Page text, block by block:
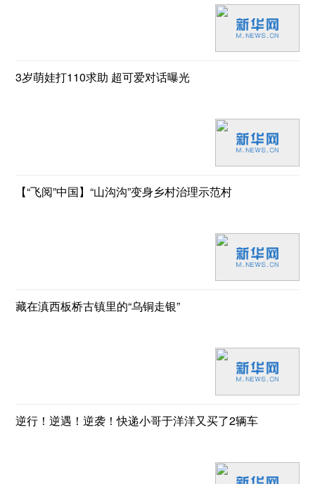
3岁萌娃打110求助 超可爱对话曝光
【“飞阅”中国】“山沟沟”变身乡村治理示范村
藏在滇西板桥古镇里的“乌铜走银”
逆行！逆遇！逆袭！快递小哥于洋洋又买了2辆车